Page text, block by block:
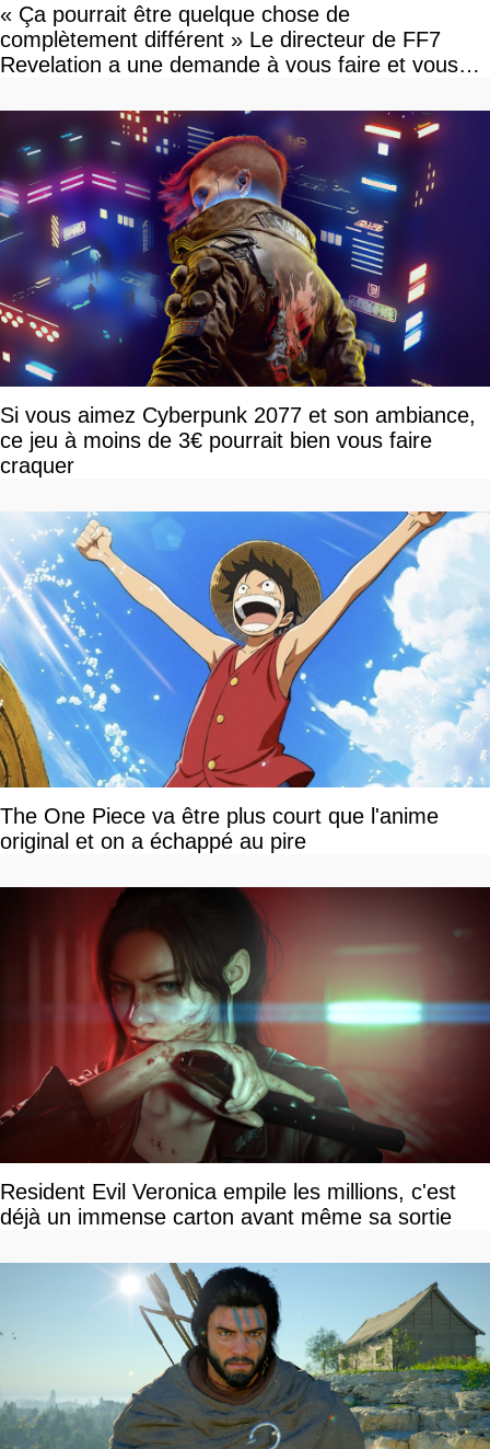
« Ça pourrait être quelque chose de
complètement différent » Le directeur de FF7
Revelation a une demande à vous faire et vous
Si vous aimez Cyberpunk 2077 et son ambiance,
ce jeu à moins de 3€ pourrait bien vous faire
craquer
The One Piece va être plus court que l'anime
original et on a échappé au pire
Resident Evil Veronica empile les millions, c'est
déjà un immense carton avant même sa sortie